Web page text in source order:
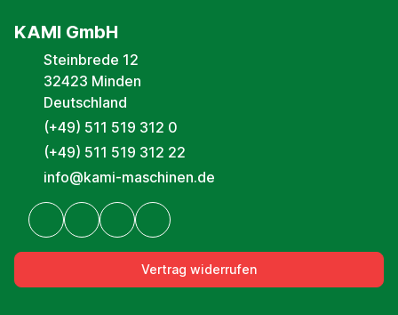
KAMI GmbH
Steinbrede 12
32423 Minden
Deutschland
(+49) 511 519 312 0
(+49) 511 519 312 22
info@kami-maschinen.de
Vertrag widerrufen